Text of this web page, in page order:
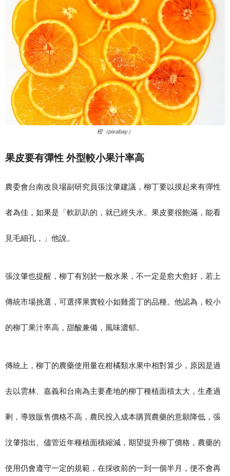
橙（pixabay）
果皮要有彈性 外型較小果汁率高
農委會台南改良場副研究員張汶肇建議，柳丁要以摸起來有彈性
者為佳，如果是「軟趴趴的，就已經失水。果皮要很飽滿，能看
見毛細孔，」他說。
張汶肇也提醒，柳丁有別於一般水果，不一定是愈大愈好，若上
傳統市場挑選，可選擇果實較小如雞蛋丁的品種。他認為，較小
的柳丁果汁率高，甜酸兼備，風味濃郁。
傳統上，柳丁的農藥使用量在柑橘類水果中相對算少，原因是過
去以雲林、嘉義和台南為主要產地的柳丁種植面積太大，生產過
剩，導致販售價格不高，農民投入成本購買農藥的意願降低，張
汶肇指出。儘管近年種植面積縮減，期望提升柳丁價格，農藥的
使用仍會遵守一定的規範，在採收前的一到一個半月，便不會再